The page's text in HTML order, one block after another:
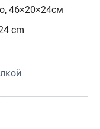
46×20×24см
cm